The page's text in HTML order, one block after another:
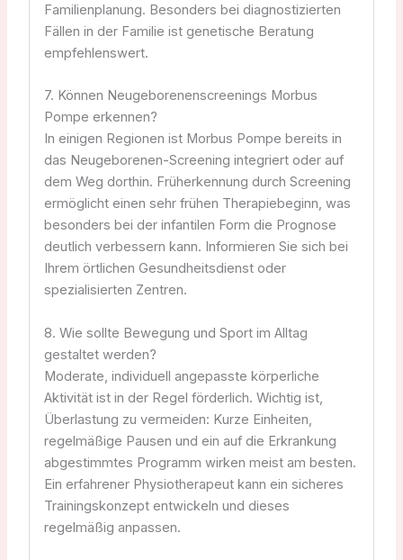
Familienplanung. Besonders bei diagnostizierten
Fällen in der Familie ist genetische Beratung
empfehlenswert.
7. Können Neugeborenenscreenings Morbus
Pompe erkennen?
In einigen Regionen ist Morbus Pompe bereits in
das Neugeborenen-Screening integriert oder auf
dem Weg dorthin. Früherkennung durch Screening
ermöglicht einen sehr frühen Therapiebeginn, was
besonders bei der infantilen Form die Prognose
deutlich verbessern kann. Informieren Sie sich bei
Ihrem örtlichen Gesundheitsdienst oder
spezialisierten Zentren.
8. Wie sollte Bewegung und Sport im Alltag
gestaltet werden?
Moderate, individuell angepasste körperliche
Aktivität ist in der Regel förderlich. Wichtig ist,
Überlastung zu vermeiden: Kurze Einheiten,
regelmäßige Pausen und ein auf die Erkrankung
abgestimmtes Programm wirken meist am besten.
Ein erfahrener Physiotherapeut kann ein sicheres
Trainingskonzept entwickeln und dieses
regelmäßig anpassen.